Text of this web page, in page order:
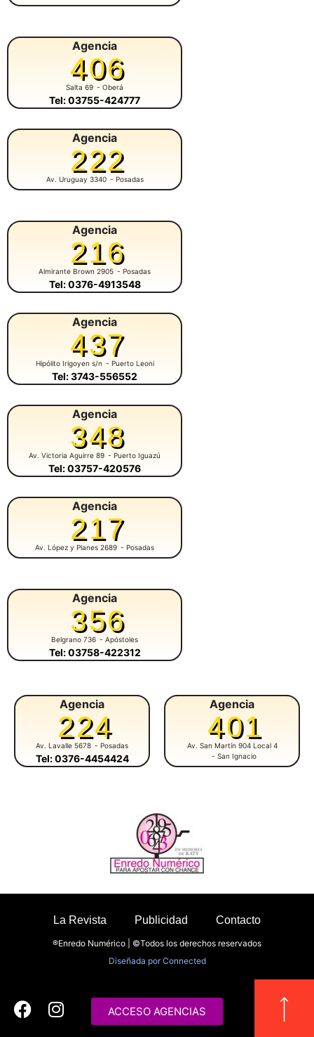
Agencia
406
Salta 69 - Oberá
Tel: 03755-424777
Agencia
222
Av. Uruguay 3340 - Posadas
Agencia
216
Almirante Brown 2905 - Posadas
Tel: 0376-4913548
Agencia
437
Hipólito Irigoyen s/n - Puerto Leoni
Tel: 3743-556552
Agencia
348
Av. Victoria Aguirre 89 - Puerto Iguazú
Tel: 03757-420576
Agencia
217
Av. López y Planes 2689 - Posadas
Agencia
356
Belgrano 736 - Apóstoles
Tel: 03758-422312
Agencia
224
Av. Lavalle 5678 - Posadas
Tel: 0376-4454424
Agencia
401
Av. San Martín 904 Local 4
- San Ignacio
La Revista Publicidad Contacto
®Enredo Numérico | ©Todos los derechos reservados
Diseñada porConnected
ACCESO AGENCIAS